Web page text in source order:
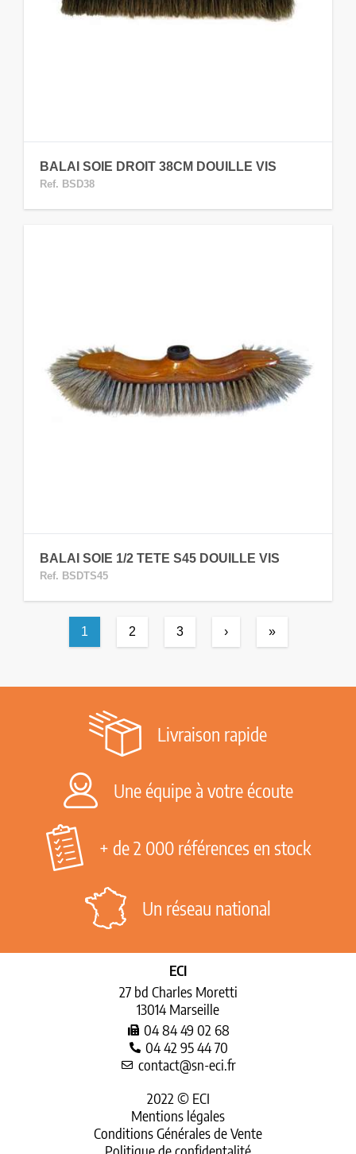
Ref. BSD38
BALAI SOIE DROIT 38CM DOUILLE VIS
Ref. BSDTS45
BALAI SOIE 1/2 TETE S45 DOUILLE VIS
1 2 3 › »
Livraison rapide
Une équipe à votre écoute
+ de 2 000 références en stock
Un réseau national
ECI
27 bd Charles Moretti
13014 Marseille
04 84 49 02 68
04 42 95 44 70
contact@sn-eci.fr
2022 © ECI
Mentions légales
Conditions Générales de Vente
Politique de confidentalité